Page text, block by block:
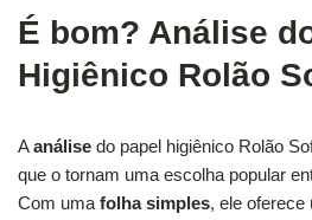
É bom? Análise
Higiênico Rolão
Aanálise do papel higiênico Rolão
que o tornam uma escolha popular
Com uma folha simples, ele oferece